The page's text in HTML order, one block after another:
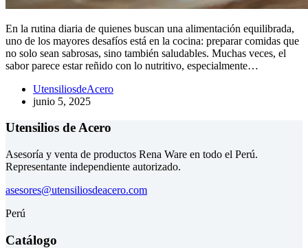
En la rutina diaria de quienes buscan una alimentación equilibrada,
uno de los mayores desafíos está en la cocina: preparar comidas que
no solo sean sabrosas, sino también saludables. Muchas veces, el
sabor parece estar reñido con lo nutritivo, especialmente…
UtensiliosdeAcero
junio 5, 2025
Utensilios de Acero
Asesoría y venta de productos Rena Ware en todo el Perú.
Representante independiente autorizado.
asesores@utensiliosdeacero.com
Perú
Catálogo